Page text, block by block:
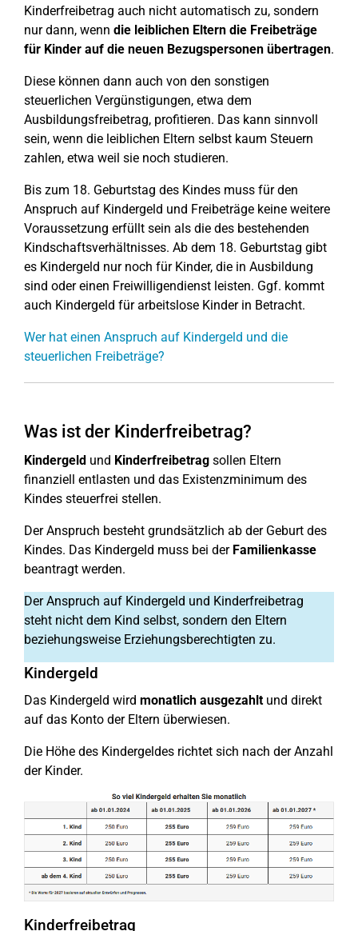
Kinderfreibetrag auch nicht automatisch zu, sondern
nur dann, wenn die leiblichen Eltern die Freibeträge
für Kinder auf die neuen Bezugspersonen übertragen.
Diese können dann auch von den sonstigen
steuerlichen Vergünstigungen, etwa dem
Ausbildungsfreibetrag, profitieren. Das kann sinnvoll
sein, wenn die leiblichen Eltern selbst kaum Steuern
zahlen, etwa weil sie noch studieren.
Bis zum 18. Geburtstag des Kindes muss für den
Anspruch auf Kindergeld und Freibeträge keine weitere
Voraussetzung erfüllt sein als die des bestehenden
Kindschaftsverhältnisses. Ab dem 18. Geburtstag gibt
es Kindergeld nur noch für Kinder, die in Ausbildung
sind oder einen Freiwilligendienst leisten. Ggf. kommt
auch Kindergeld für arbeitslose Kinder in Betracht.
Wer hat einen Anspruch auf Kindergeld und die
steuerlichen Freibeträge?
Was ist der Kinderfreibetrag?
Kindergeld und Kinderfreibetrag sollen Eltern
finanziell entlasten und das Existenzminimum des
Kindes steuerfrei stellen.
Der Anspruch besteht grundsätzlich ab der Geburt des
Kindes. Das Kindergeld muss bei der Familienkasse
beantragt werden.
Der Anspruch auf Kindergeld und Kinderfreibetrag
steht nicht dem Kind selbst, sondern den Eltern
beziehungsweise Erziehungsberechtigten zu.
Kindergeld
Das Kindergeld wird monatlich ausgezahltund direkt
auf das Konto der Eltern überwiesen.
Die Höhe des Kindergeldes richtet sich nach der Anzahl
der Kinder.
Kinderfreibetrag